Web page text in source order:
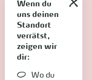
Wenn du
uns deinen
Standort
verrätst,
zeigen wir
dir:
Wo du